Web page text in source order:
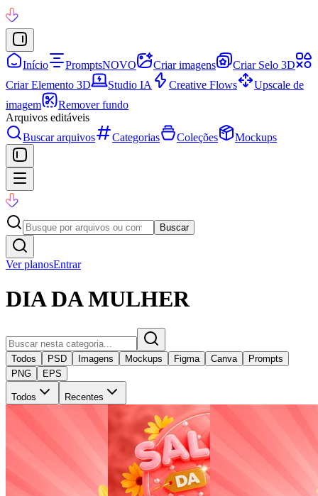
Início PromptsNOVO Criar imagens
Criar Selo 3D
Criar Elemento 3D
Studio IA Creative Flows
Upscale de
imagem
Remover fundo
Arquivos editáveis
Buscar arquivos
Categorias Coleções Mockups
Buscar
Ver planosEntrar
DIA DA MULHER
Todos PSD Imagens Mockups Figma Canva
Prompts
PNG
EPS
Todos Recentes